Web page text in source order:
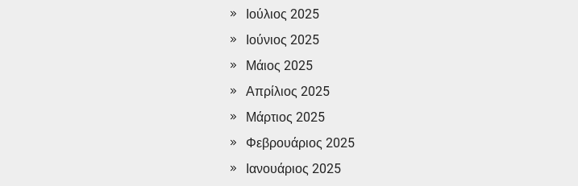
Ιούλιος 2025
Ιούνιος 2025
Μάιος 2025
Απρίλιος 2025
Μάρτιος 2025
Φεβρουάριος 2025
Ιανουάριος 2025